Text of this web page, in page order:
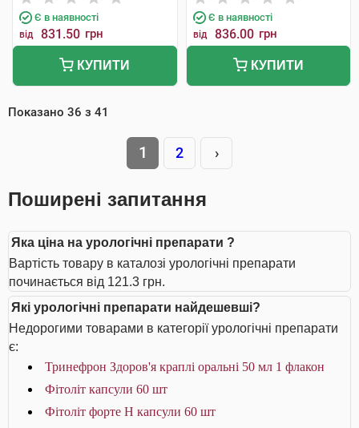
Є в наявності
від 831.50 грн
КУПИТИ
Є в наявності
від 836.00 грн
КУПИТИ
Показано 36 з 41
1 2 ›
Поширені запитання
Яка ціна на урологічні препарати ?
Вартість товару в каталозі урологічні препарати
починається від 121.3 грн.
Які урологічні препарати найдешевші?
Недорогими товарами в категорії урологічні препарати
є:
Тринефрон Здоров'я краплі оральні 50 мл 1 флакон
Фітоліт капсули 60 шт
Фітоліт форте H капсули 60 шт